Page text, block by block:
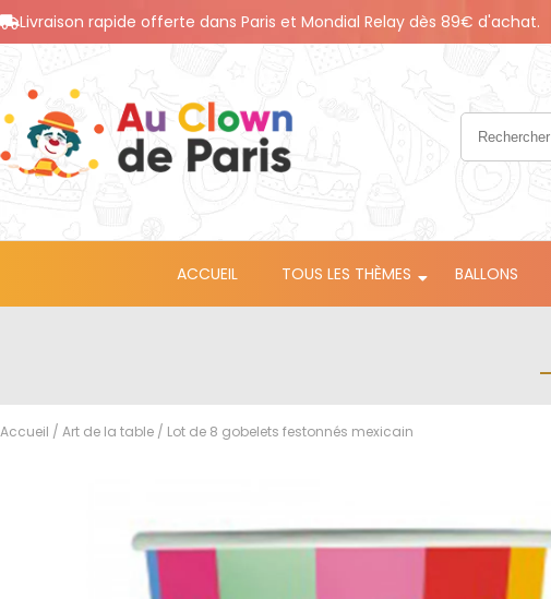
Livraison rapide offerte dans Paris et Mondial Relay dès 89€ d'achat.
ACCUEIL TOUS LES THÈMES BALLONS
Accueil / Art de la table / Lot de 8 gobelets festonnés mexicain